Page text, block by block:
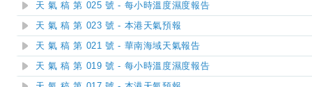
天 氣 稿 第 025 號 - 每小時溫度濕度報告
天 氣 稿 第 023 號 - 本港天氣預報
天 氣 稿 第 021 號 - 華南海域天氣報告
天 氣 稿 第 019 號 - 每小時溫度濕度報告